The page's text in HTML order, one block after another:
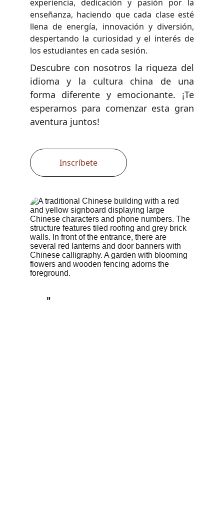
experiencia, dedicación y pasión por la
enseñanza, haciendo que cada clase esté
llena de energía, innovación y diversión,
despertando la curiosidad y el interés de
los estudiantes en cada sesión.
Descubre con nosotros la riqueza del
idioma y la cultura china de una
forma diferente y emocionante. ¡Te
esperamos para comenzar esta gran
aventura juntos!
"
Inscríbete